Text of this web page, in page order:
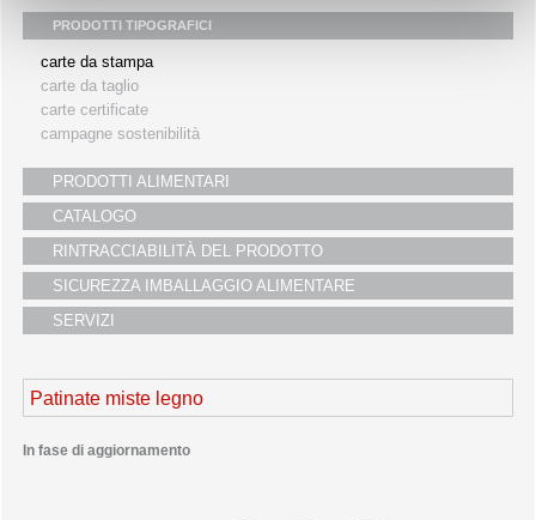
i partners
servizio clienti
fiere
PRODOTTI TIPOGRAFICI
carte da stampa
carte da taglio
carte certificate
campagne sostenibilità
PRODOTTI ALIMENTARI
CATALOGO
RINTRACCIABILITÀ DEL PRODOTTO
SICUREZZA IMBALLAGGIO ALIMENTARE
SERVIZI
Patinate miste legno
In fase di aggiornamento